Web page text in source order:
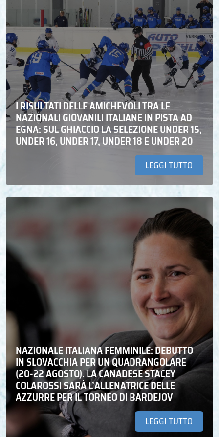
I RISULTATI DELLE AMICHEVOLI TRA LE
NAZIONALI GIOVANILI ITALIANE IN PISTA AD
EGNA: SUL GHIACCIO LA SELEZIONE UNDER 15,
UNDER 16, UNDER 17, UNDER 18 E UNDER 20
LEGGI TUTTO
NAZIONALE ITALIANA FEMMINILE: DEBUTTO
IN SLOVACCHIA PER UN QUADRANGOLARE
(20-22 AGOSTO). LA CANADESE STACEY
COLAROSSI SARÀ L’ALLENATRICE DELLE
AZZURRE PER IL TORNEO DI BARDEJOV
LEGGI TUTTO